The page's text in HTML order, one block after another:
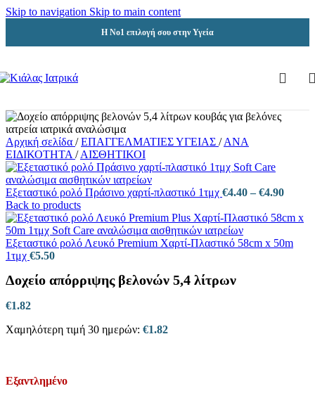
Skip to navigation Skip to main content
Η Νο1 επιλογή σου στην Υγεία
Αρχική σελίδα / ΕΠΑΓΓΕΛΜΑΤΙΕΣ ΥΓΕΙΑΣ / ΑΝΑ
ΕΙΔΙΚΟΤΗΤΑ / ΑΙΣΘΗΤΙΚΟΙ
Εξεταστικό ρολό Πράσινο χαρτί-πλαστικό 1τμχ €4.40 – €4.90Price
€4.40
€4.90
Back to products
Εξεταστικό ρολό Λευκό Premium Χαρτί-Πλαστικό 58cm x 50m
1τμχ €5.50
Δοχείο απόρριψης βελονών 5,4 λίτρων
€1.82
Χαμηλότερη τιμή 30 ημερών: €1.82
Εξαντλημένο